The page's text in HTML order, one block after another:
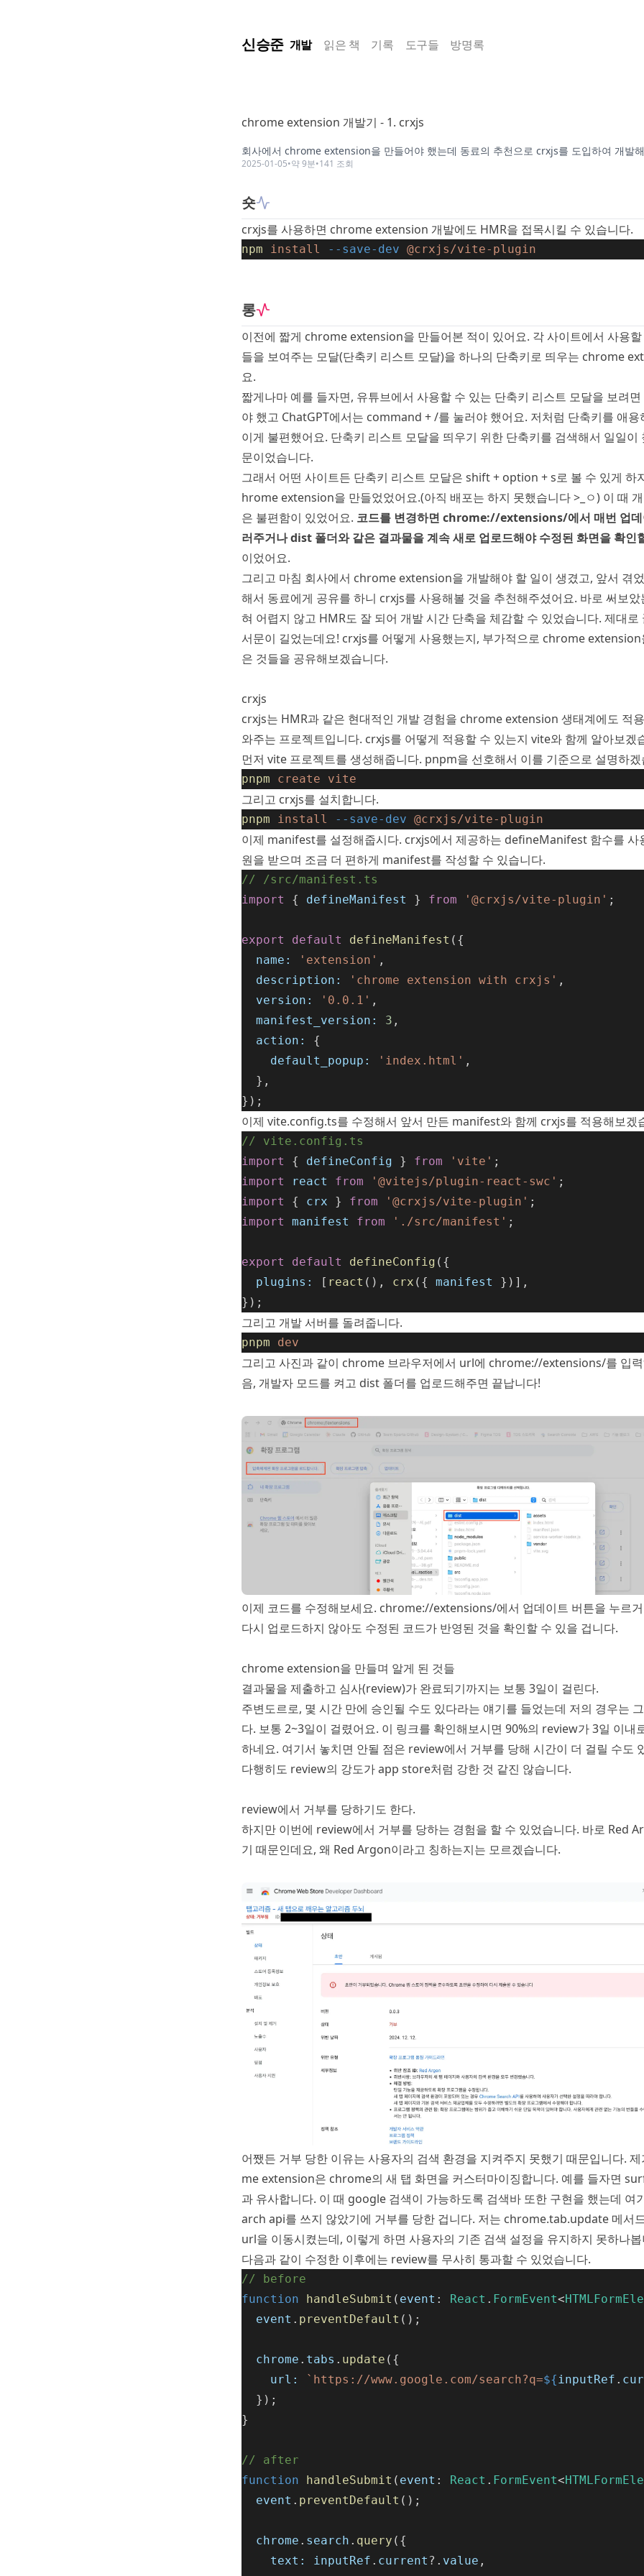
신승준 개발 읽은 책 기록 도구들 방명록
chrome extension 개발기 - 1. crxjs
회사에서 chrome extension을 만들어야 했는데 동료의 추천으로 crxjs를 도입하여 개발
2025-01-05•약9분•141 조회
숏
crxjs를 사용하면 chrome extension 개발에도 HMR을 접목시킬 수 있습니다.
npm install --save-dev @crxjs/vite-plugin
롱
이전에 짧게 chrome extension을 만들어본 적이 있어요. 각 사이트에서 사용할
들을 보여주는 모달(단축키 리스트 모달)을 하나의 단축키로 띄우는 chrome
요.
짧게나마 예를 들자면, 유튜브에서 사용할 수 있는 단축키 리스트 모달을 보려
야 했고 ChatGPT에서는 command + /를 눌러야 했어요. 저처럼 단축키를 애용
이게 불편했어요. 단축키 리스트 모달을 띄우기 위한 단축키를 검색해서 일일이
문이었습니다.
그래서 어떤 사이트든 단축키 리스트 모달은 shift + option + s로 볼 수 있게 하
hrome extension을 만들었었어요.(아직 배포는 하지 못했습니다 >_ㅇ) 이 때
은 불편함이 있었어요. 코드를 변경하면 chrome://extensions/에서 매번 업데
러주거나 dist 폴더와 같은 결과물을 계속 새로 업로드해야 수정된 화면을 확인
이었어요.
그리고 마침 회사에서 chrome extension을 개발해야 할 일이 생겼고, 앞서 겪
해서 동료에게 공유를 하니 crxjs를 사용해볼 것을 추천해주셨어요. 바로 써보았
혀 어렵지 않고 HMR도 잘 되어 개발 시간 단축을 체감할 수 있었습니다. 제대로
서문이 길었는데요! crxjs를 어떻게 사용했는지, 부가적으로 chrome extension
은 것들을 공유해보겠습니다.
crxjs
crxjs는 HMR과 같은 현대적인 개발 경험을 chrome extension 생태계에도 적
와주는 프로젝트입니다. crxjs를 어떻게 적용할 수 있는지 vite와 함께 알아보겠
먼저 vite 프로젝트를 생성해줍니다. pnpm을 선호해서 이를 기준으로 설명하겠
pnpm create vite
그리고 crxjs를 설치합니다.
pnpm install --save-dev @crxjs/vite-plugin
이제 manifest를 설정해줍시다. crxjs에서 제공하는 defineManifest 함수를 사
원을 받으며 조금 더 편하게 manifest를 작성할 수 있습니다.
// /src/manifest.ts
import
{ defineManifest } from '@crxjs/vite-plugin' ;
export default defineManifest ({
name:
'extension' ,
description:
'chrome extension with crxjs' ,
version:
'0.0.1' ,
manifest_version:
3 ,
action:
{
default_popup:
'index.html' ,
  },
});
이제 vite.config.ts를 수정해서 앞서 만든 manifest와 함께 crxjs를 적용해보겠
// vite.config.ts
import
{ defineConfig } from 'vite' ;
import
react from '@vitejs/plugin-react-swc' ;
import
{ crx } from '@crxjs/vite-plugin' ;
import
manifest from './src/manifest' ;
export default defineConfig ({
plugins:
[ react (), crx ({ manifest
})],
});
그리고 개발 서버를 돌려줍니다.
pnpm dev
그리고 사진과 같이 chrome 브라우저에서 url에 chrome://extensions/를 입
음, 개발자 모드를 켜고 dist 폴더를 업로드해주면 끝납니다!
이제 코드를 수정해보세요. chrome://extensions/에서 업데이트 버튼을 누르
다시 업로드하지 않아도 수정된 코드가 반영된 것을 확인할 수 있을 겁니다.
chrome extension을 만들며 알게 된 것들
결과물을 제출하고 심사(review)가 완료되기까지는 보통 3일이 걸린다.
주변도르로, 몇 시간 만에 승인될 수도 있다라는 얘기를 들었는데 저의 경우는
다. 보통 2~3일이 걸렸어요. 이 링크를 확인해보시면 90%의 review가 3일 이내
하네요. 여기서 놓치면 안될 점은 review에서 거부를 당해 시간이 더 걸릴 수도
다행히도 review의 강도가 app store처럼 강한 것 같진 않습니다.
review에서 거부를 당하기도 한다.
하지만 이번에 review에서 거부를 당하는 경험을 할 수 있었습니다. 바로 Red
기 때문인데요, 왜 Red Argon이라고 칭하는지는 모르겠습니다.
어쨌든 거부 당한 이유는 사용자의 검색 환경을 지켜주지 못했기 때문입니다.
me extension은 chrome의 새 탭 화면을 커스터마이징합니다. 예를 들자면
과 유사합니다. 이 때 google 검색이 가능하도록 검색바 또한 구현을 했는데 여
arch api를 쓰지 않았기에 거부를 당한 겁니다. 저는 chrome.tab.update 메서
url을 이동시켰는데, 이렇게 하면 사용자의 기존 검색 설정을 유지하지 못하나
다음과 같이 수정한 이후에는 review를 무사히 통과할 수 있었습니다.
// before
function
handleSubmit ( event : React . FormEvent<
event . preventDefault ();
chrome . tabs . update ({
url:
`https://www.google.com/search?q=${inputRef .
  });
}
// after
function
handleSubmit ( event : React . FormEvent<
event . preventDefault ();
chrome . search . query ({
text:
inputRef . current ?. value ,